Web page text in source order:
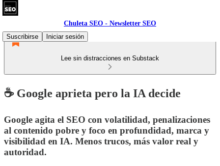
Chuleta SEO - Newsletter SEO
Suscribirse
Iniciar sesión
Lee sin distracciones en Substack
☕ Google aprieta pero la IA decide
Google agita el SEO con volatilidad, penalizaciones
al contenido pobre y foco en profundidad, marca y
visibilidad en IA. Menos trucos, más valor real y
autoridad.